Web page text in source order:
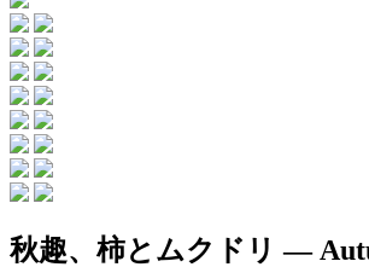
秋趣、柿とムクドリ ―